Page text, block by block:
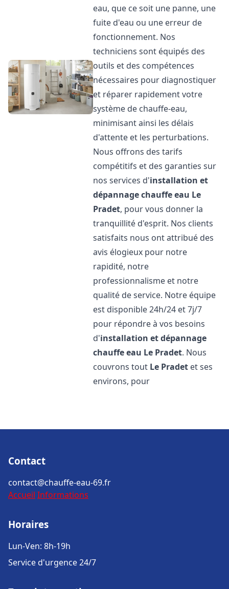
eau, que ce soit une panne, une
fuite d'eau ou une erreur de
fonctionnement. Nos
techniciens sont équipés des
outils et des compétences
nécessaires pour diagnostiquer
et réparer rapidement votre
système de chauffe-eau,
minimisant ainsi les délais
d'attente et les perturbations.
Nous offrons des tarifs
compétitifs et des garanties sur
nos services d'installation et
dépannage chauffe eau Le
Pradet, pour vous donner la
tranquillité d'esprit. Nos clients
satisfaits nous ont attribué des
avis élogieux pour notre
rapidité, notre
professionnalisme et notre
qualité de service. Notre équipe
est disponible 24h/24 et 7j/7
pour répondre à vos besoins
d'installation et dépannage
chauffe eau Le Pradet. Nous
couvrons tout Le Pradet et ses
environs, pour
Contact
contact@chauffe-eau-69.fr
Accueil Informations
Horaires
Lun-Ven: 8h-19h
Service d'urgence 24/7